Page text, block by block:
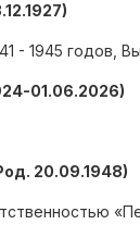
- 1945 годов,
01.06.2026)
20.09.1948)